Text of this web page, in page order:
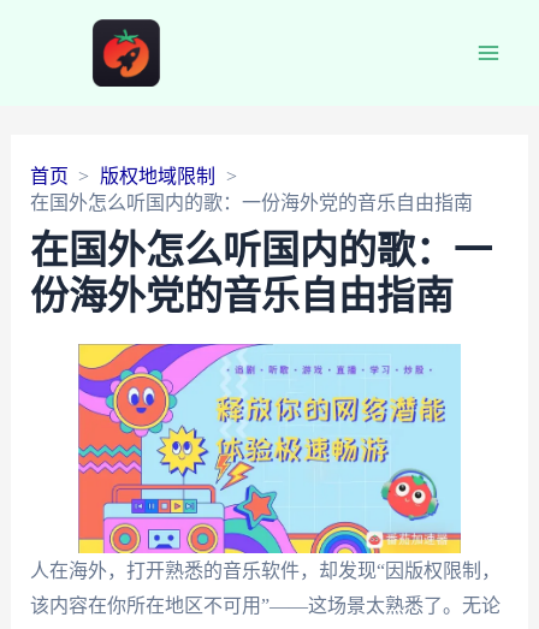
首页
版权地域限制
在国外怎么听国内的歌：一份海外党的音乐自由指南
在国外怎么听国内的歌：一
份海外党的音乐自由指南
人在海外，打开熟悉的音乐软件，却发现“因版权限制，
该内容在你所在地区不可用”——这场景太熟悉了。无论